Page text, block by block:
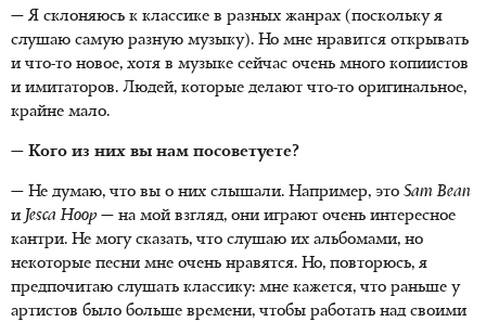
— Я склоняюсь к классике в разных жанрах (поскольку я
слушаю самую разную музыку). Но мне нравится открывать
и что-то новое, хотя в музыке сейчас очень много копиистов
и имитаторов. Людей, которые делают что-то оригинальное,
крайне мало.
— Кого из них вы нам посоветуете?
— Не думаю, что вы о них слышали. Например, это Sam Bean
и Jesca Hoop— на мой взгляд, они играют очень интересное
кантри. Не могу сказать, что слушаю их альбомами, но
некоторые песни мне очень нравятся. Но, повторюсь, я
предпочитаю слушать классику: мне кажется, что раньше у
артистов было больше времени, чтобы работать над своими